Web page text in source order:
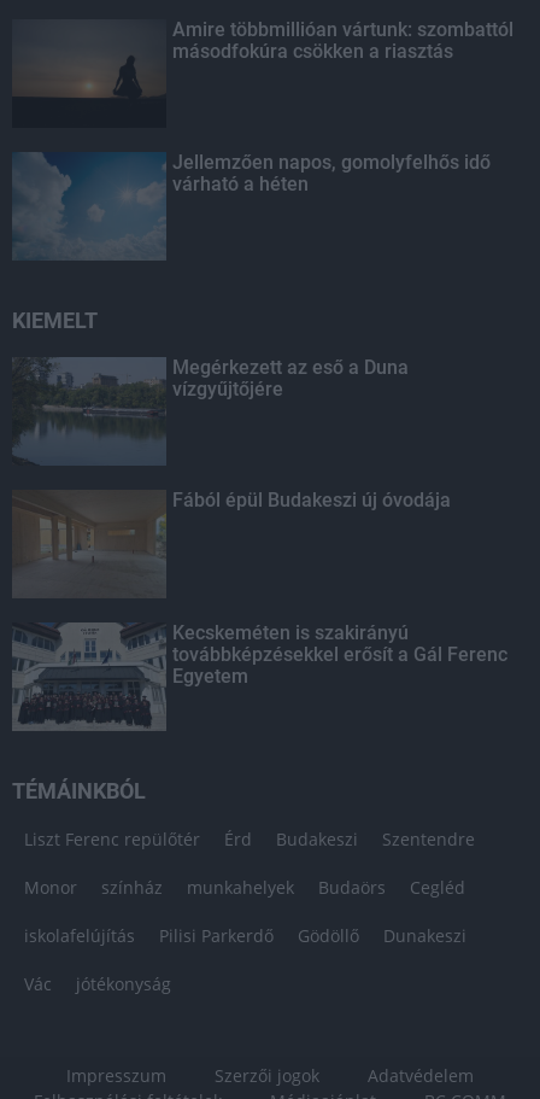
Amire többmillióan vártunk: szombattól
másodfokúra csökken a riasztás
Jellemzően napos, gomolyfelhős idő
várható a héten
KIEMELT
Megérkezett az eső a Duna
vízgyűjtőjére
Fából épül Budakeszi új óvodája
Kecskeméten is szakirányú
továbbképzésekkel erősít a Gál Ferenc
Egyetem
TÉMÁINKBÓL
Liszt Ferenc repülőtér Érd Budakeszi Szentendre
Monor színház munkahelyek Budaörs Cegléd
iskolafelújítás Pilisi Parkerdő Gödöllő Dunakeszi
Vác jótékonyság
Impresszum Szerzői jogok
Adatvédelem